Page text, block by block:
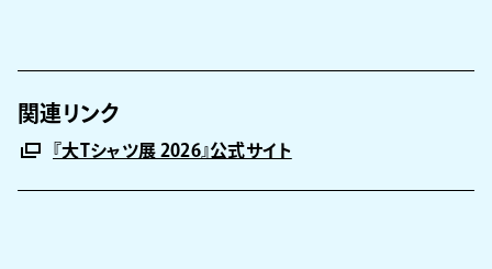
関連リンク
『大Tシャツ展 2026』公式サイト